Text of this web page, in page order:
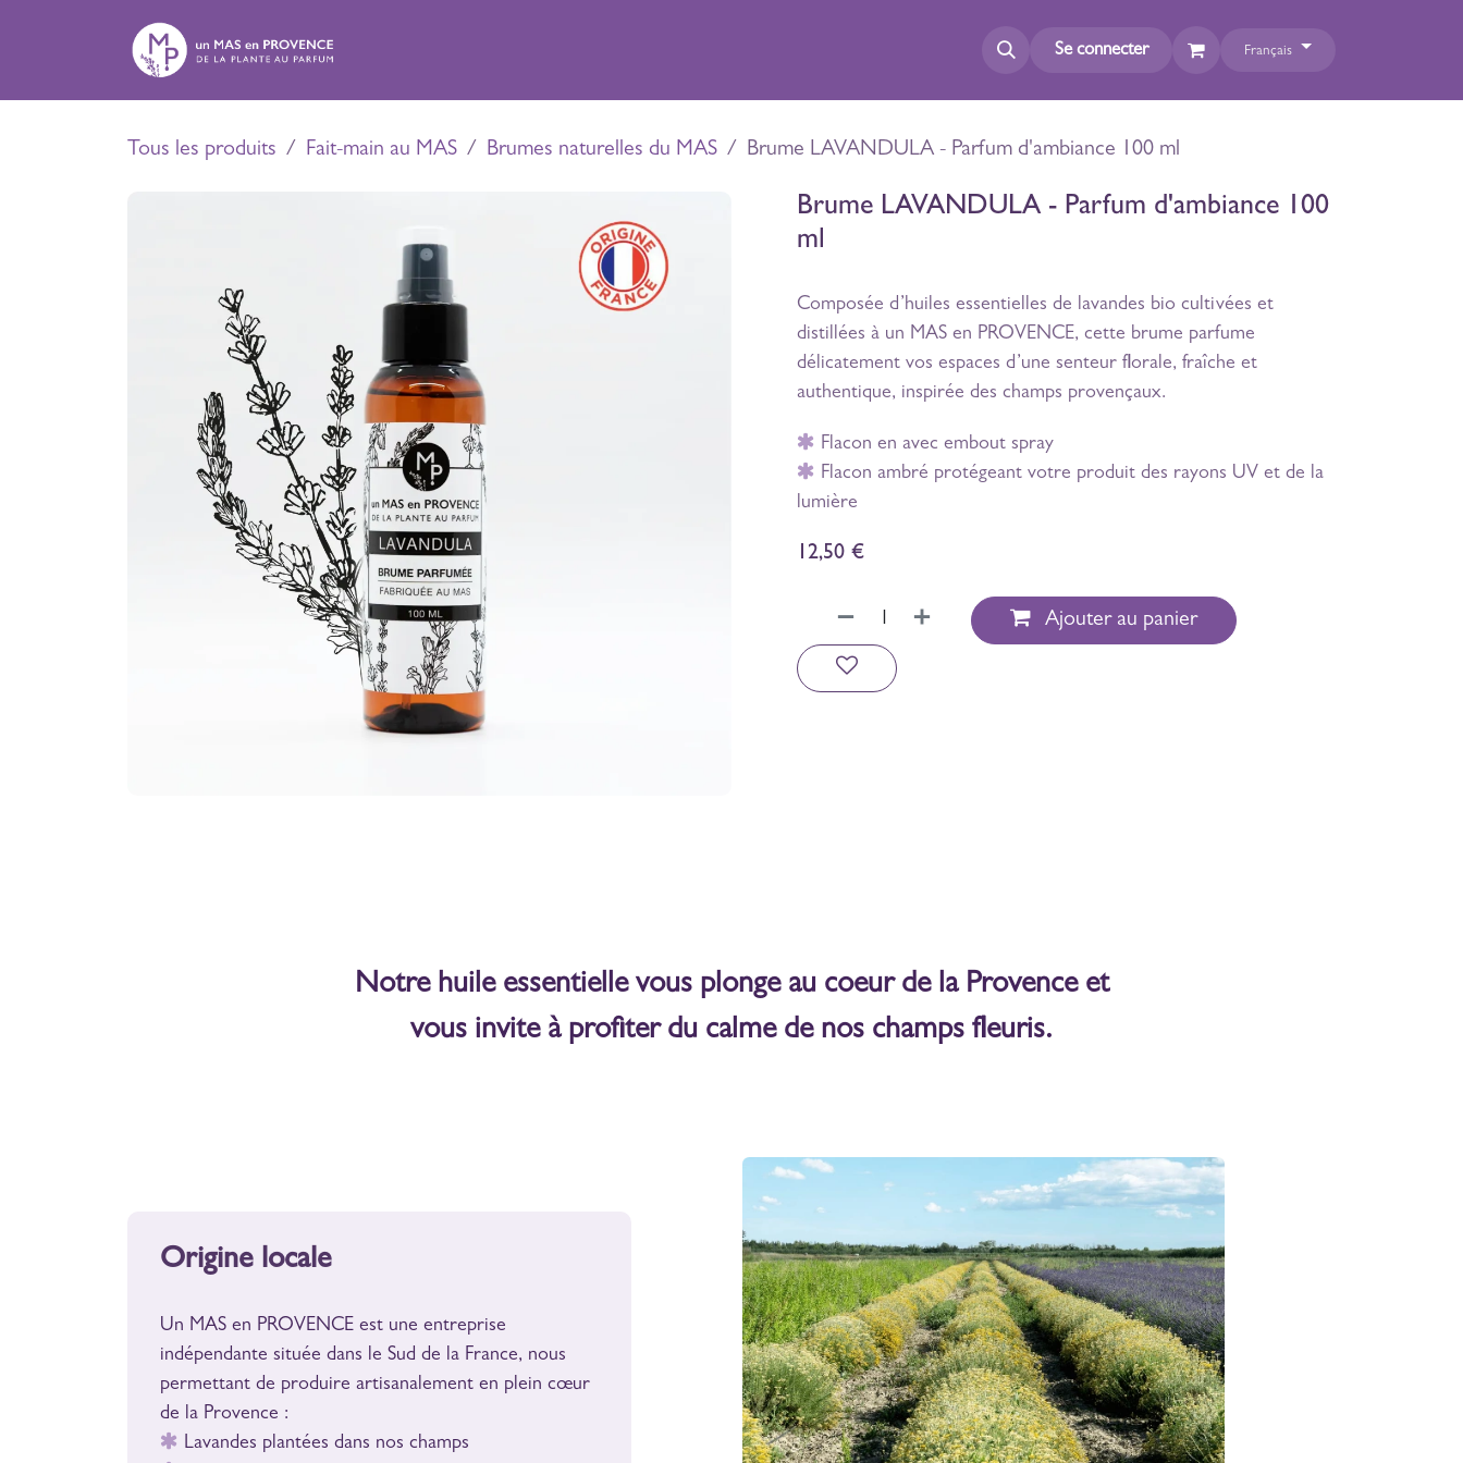
Se connecter Français
Tous les produits Fait-main au MAS Brumes naturelles du MAS Brume LAVANDULA - Parfum d'ambiance 100 ml
Brume LAVANDULA - Parfum d'ambiance 100
ml
Composée d’huiles essentielles de lavandes bio cultivées et
distillées à un MAS en PROVENCE, cette brume parfume
délicatement vos espaces d’une senteur florale, fraîche et
authentique, inspirée des champs provençaux.
Flacon en avec embout spray
Flacon ambré protégeant votre produit des rayons UV et de la
lumière
12,50 €
Ajouter au panier
Notre huile essentielle vous plonge au coeur de la Provence et
vous invite à profiter du calme de nos champs fleuris.
Origine locale
Un MAS en PROVENCE est une entreprise
indépendante située dans le Sud de la France, nous
permettant de produire artisanalement en plein cœur
de la Provence :
Lavandes plantées dans nos champs